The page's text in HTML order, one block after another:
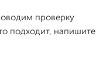
проверку
подходит, напишите